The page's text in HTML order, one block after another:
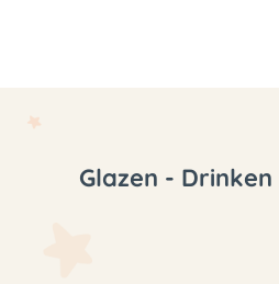
Glazen - Drinken